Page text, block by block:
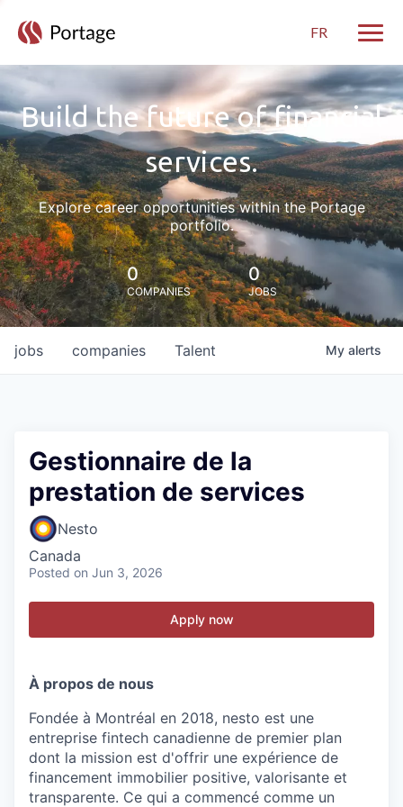
FR
Build the future of financial
services.
Explore career opportunities within the Portage
portfolio.
0
COMPANIES
0
JOBS
jobs companies Talent My alerts
Gestionnaire de la
prestation de services
Nesto
Canada
Posted on Jun 3, 2026
Apply now
À propos de nous
Fondée à Montréal en 2018, nesto est une
entreprise fintech canadienne de premier plan
dont la mission est d'offrir une expérience de
financement immobilier positive, valorisante et
transparente. Ce qui a commencé comme un